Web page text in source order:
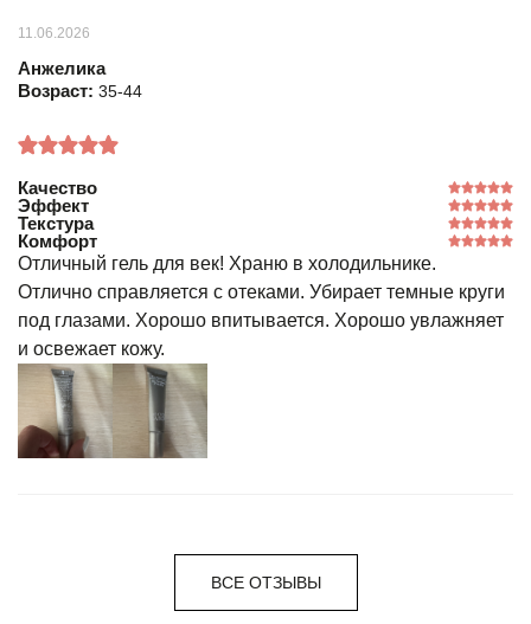
11.06.2026
Анжелика
Возраст: 35-44
Качество
Эффект
Текстура
Комфорт
Отличный гель для век! Храню в холодильнике.
Отлично справляется с отеками. Убирает темные круги
под глазами. Хорошо впитывается. Хорошо увлажняет
и освежает кожу.
ВСЕ ОТЗЫВЫ